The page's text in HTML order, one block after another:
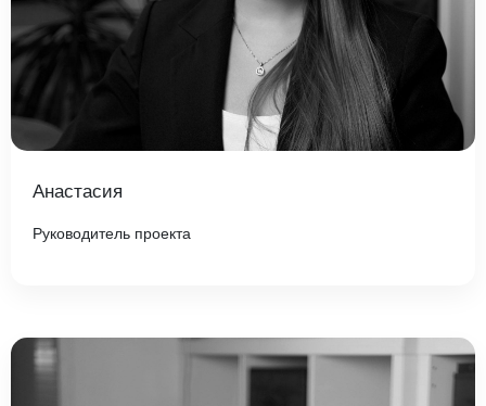
Анастасия
Руководитель проекта